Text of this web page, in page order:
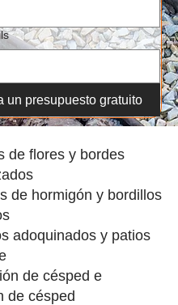
un presupuesto gratuito
de flores y bordes
de hormigón y bordillos
adoquinados y patios
de césped e
de césped